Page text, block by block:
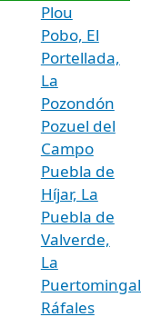
Plou
Pobo, El
Portellada,
La
Pozondón
Pozuel del
Campo
Puebla de
Híjar, La
Puebla de
Valverde,
La
Ráfales